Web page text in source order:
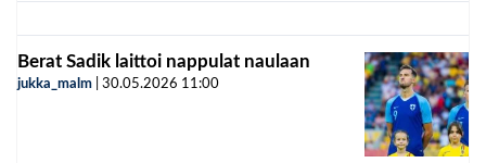
Berat Sadik laittoi nappulat naulaan
jukka_malm 30.05.2026 11:00